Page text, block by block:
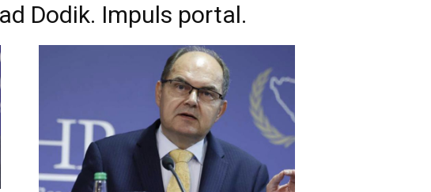
Dodik. Impuls portal.